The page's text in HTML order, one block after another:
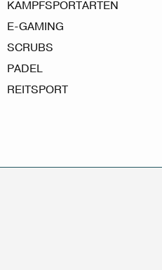
KAMPFSPORTARTEN
E-GAMING
SCRUBS
PADEL
REITSPORT